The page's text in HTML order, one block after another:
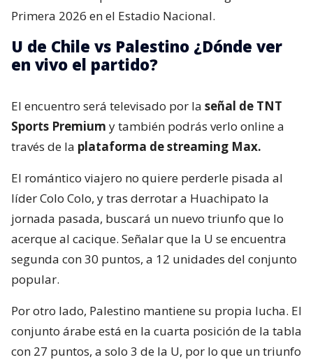
Primera 2026 en el Estadio Nacional.
U de Chile vs Palestino ¿Dónde ver
en vivo el partido?
El encuentro será televisado por la señal de TNT
Sports Premium y también podrás verlo online a
través de la plataforma de streaming Max.
El romántico viajero no quiere perderle pisada al
líder Colo Colo, y tras derrotar a Huachipato la
jornada pasada, buscará un nuevo triunfo que lo
acerque al cacique. Señalar que la U se encuentra
segunda con 30 puntos, a 12 unidades del conjunto
popular.
Por otro lado, Palestino mantiene su propia lucha. El
conjunto árabe está en la cuarta posición de la tabla
con 27 puntos, a solo 3 de la U, por lo que un triunfo